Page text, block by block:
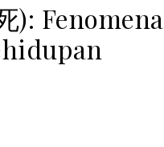
): Fenomena